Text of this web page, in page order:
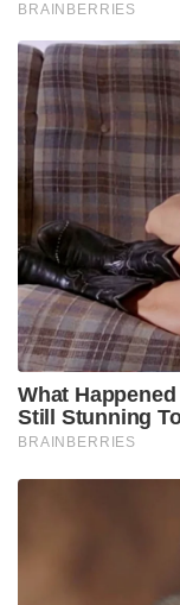
BRAINBERRIES
What
Still Stunning
BRAINBERRIES